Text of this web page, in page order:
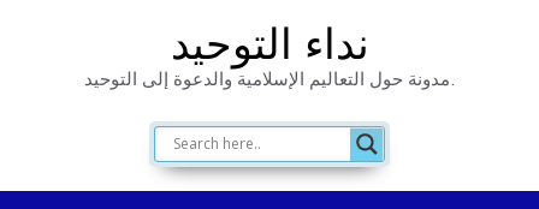
نداء التوحيد
مدونة حول التعاليم الإسلامية والدعوة إلى التوحيد.